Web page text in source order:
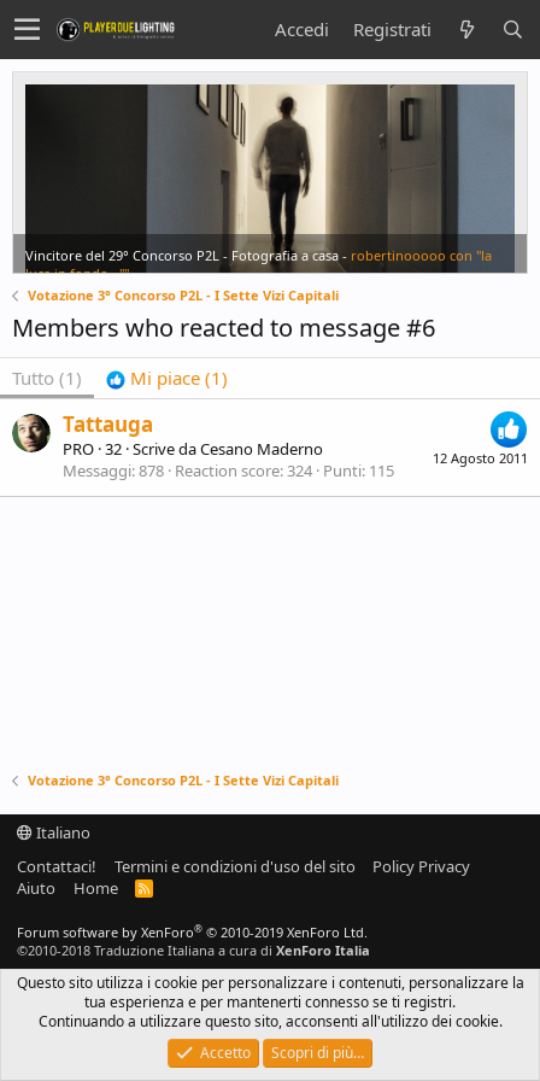
Accedi Registrati
Vincitore del 29° Concorso P2L - Fotografia a casa - robertinooooo con "la
luce in fondo...""
Votazione 3° Concorso P2L - I Sette Vizi Capitali
Members who reacted to message #6
Tutto (1) Mi piace (1)
12 Agosto 2011
Tattauga
PRO ·32 ·Scrive daCesano Maderno
Messaggi 878 Reaction score 324 Punti 115
Votazione 3° Concorso P2L - I Sette Vizi Capitali
Italiano
Contattaci!
Termini e condizioni d'uso del sito
Policy Privacy
Aiuto
Home
R
Forum software by XenForo® © 2010-2019 XenForo Ltd.
©2010-2018 Traduzione Italiana a cura di XenForo Italia
Questo sito utilizza i cookie per personalizzare i contenuti, personalizzare la
tua esperienza e per mantenerti connesso se ti registri.
Continuando a utilizzare questo sito, acconsenti all'utilizzo dei cookie.
Accetto
Scopri di più…